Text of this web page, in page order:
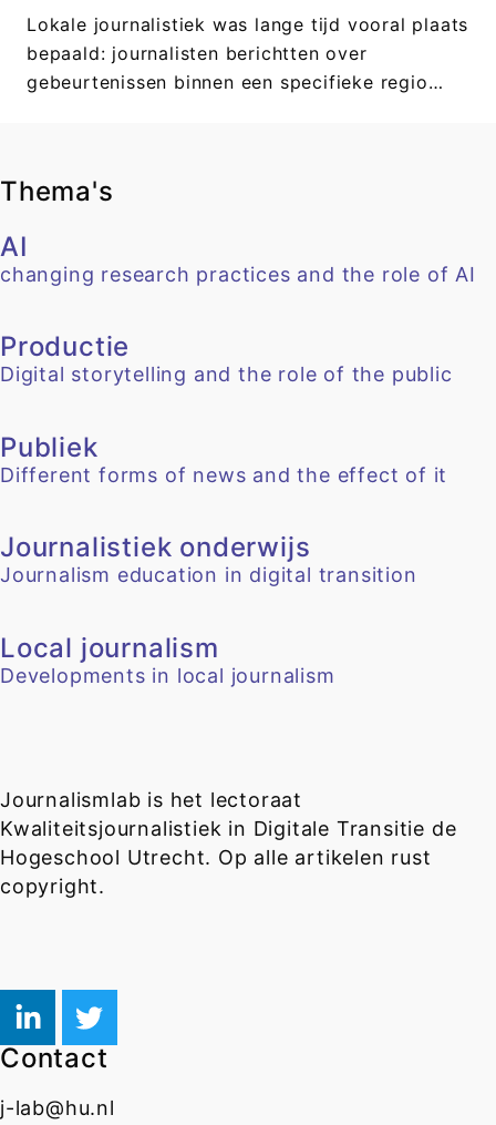
Lokale journalistiek was lange tijd vooral plaats
bepaald: journalisten berichtten over
gebeurtenissen binnen een specifieke regio…
Thema's
AI
changing research practices and the role of AI
Productie
Digital storytelling and the role of the public
Publiek
Different forms of news and the effect of it
Journalistiek onderwijs
Journalism education in digital transition
Local journalism
Developments in local journalism
Journalismlab is het lectoraat
Kwaliteitsjournalistiek in Digitale Transitie de
Hogeschool Utrecht. Op alle artikelen rust
copyright.
Contact
j-lab@hu.nl